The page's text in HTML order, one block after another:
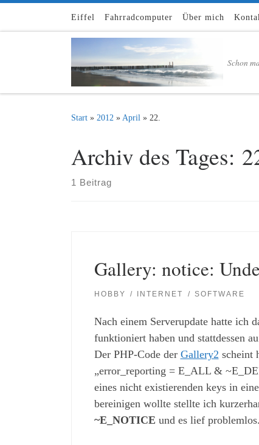
Zum Inhalt springen
Eiffel Fahrradcomputer Über mich
Schon
Start » 2012 »April » 22.
Archiv des Tages:
1 Beitrag
Gallery: notice:
HOBBY INTERNET SOFTWARE
Nach einem Serverupdate hatte ich
funktioniert haben und stattdessen
Der PHP-Code der Gallery2 scheint
„error_reporting = E_ALL &
eines nicht existierenden keys in
bereinigen wollte stellte ich
~E_NOTICE und es lief problemlos.